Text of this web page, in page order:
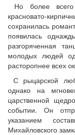
Но более всего
красновато-
сохранилась
появилась
разгоряченная
молодых людей
расторопнее всех
С рыцарской
однако на
царственной
событии. Он
указанием
Михайловского